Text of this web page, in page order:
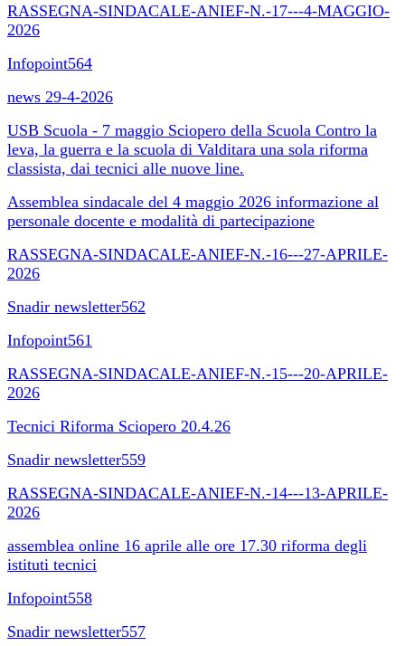
RASSEGNA-SINDACALE-ANIEF-N.-17---4-MAGGIO-
2026
Infopoint564
news 29-4-2026
USB Scuola - 7 maggio Sciopero della Scuola Contro la
leva, la guerra e la scuola di Valditara una sola riforma
classista, dai tecnici alle nuove line.
Assemblea sindacale del 4 maggio 2026 informazione al
personale docente e modalità di partecipazione
RASSEGNA-SINDACALE-ANIEF-N.-16---27-APRILE-
2026
Snadir newsletter562
Infopoint561
RASSEGNA-SINDACALE-ANIEF-N.-15---20-APRILE-
2026
Tecnici Riforma Sciopero 20.4.26
Snadir newsletter559
RASSEGNA-SINDACALE-ANIEF-N.-14---13-APRILE-
2026
assemblea online 16 aprile alle ore 17.30 riforma degli
istituti tecnici
Infopoint558
Snadir newsletter557